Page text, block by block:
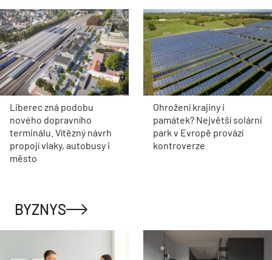
Liberec zná podobu
nového dopravního
terminálu. Vítězný návrh
propojí vlaky, autobusy i
město
Ohrožení krajiny i
památek? Největší solární
park v Evropě provází
kontroverze
BYZNYS